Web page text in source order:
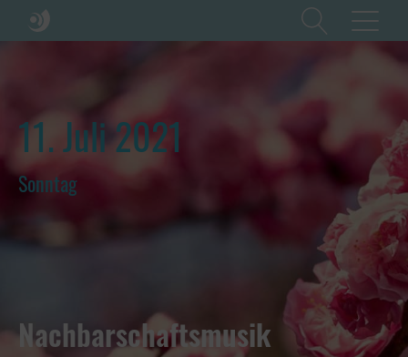
11. Juli 2021
Sonntag
Nachbarschaftsmusik